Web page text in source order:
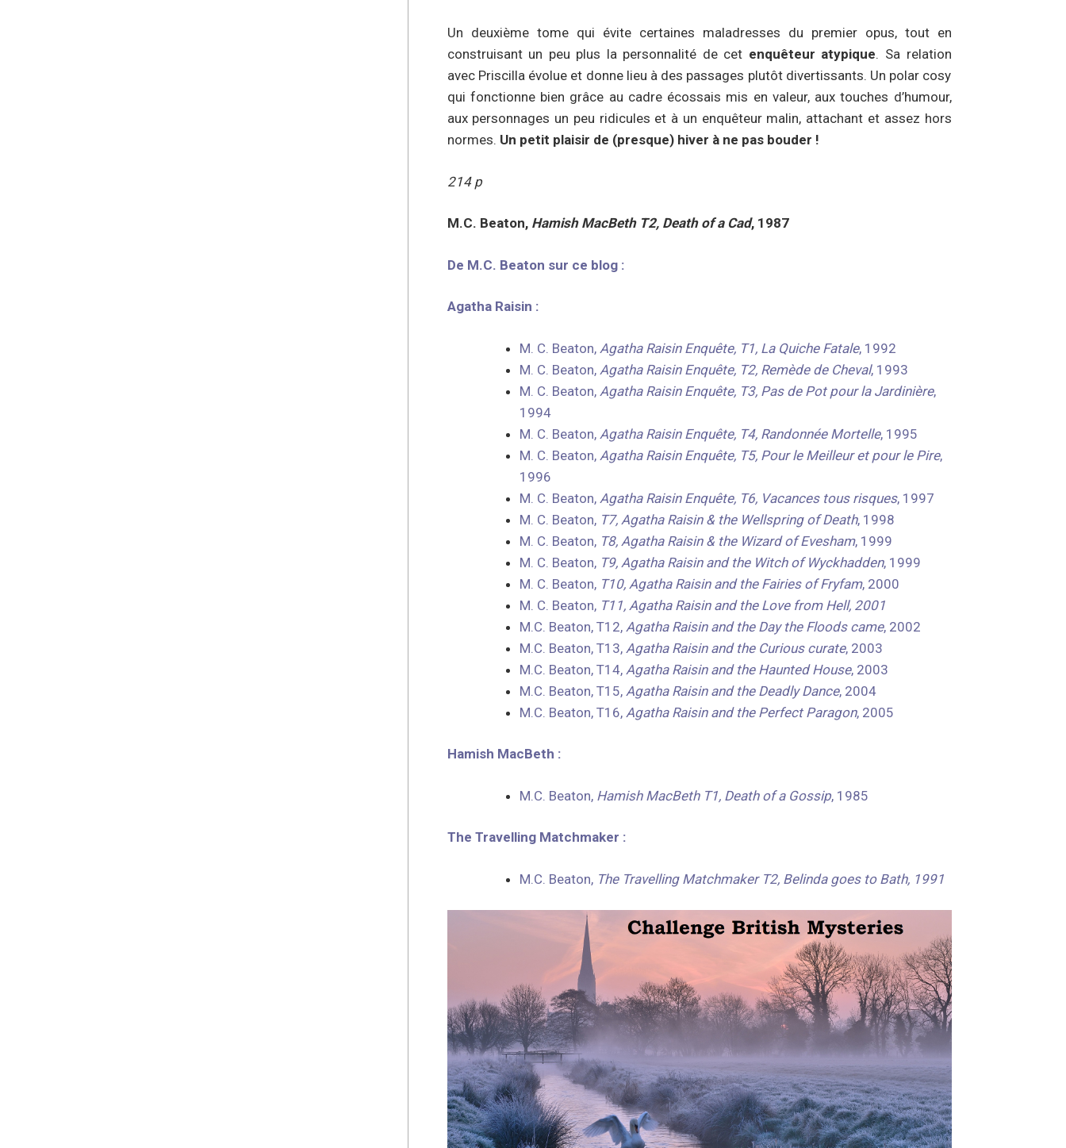
Un deuxième tome qui évite certaines maladresses du premier opus, tout en
construisant un peu plus la personnalité de cet enquêteur atypique. Sa relation
avec Priscilla évolue et donne lieu à des passages plutôt divertissants. Un polar cosy
qui fonctionne bien grâce au cadre écossais mis en valeur, aux touches d’humour,
aux personnages un peu ridicules et à un enquêteur malin, attachant et assez hors
normes. Un petit plaisir de (presque) hiver à ne pas bouder !
214 p
M.C. Beaton, Hamish MacBeth T2, Death of a Cad, 1987
De M.C. Beaton sur ce blog :
Agatha Raisin :
M. C. Beaton, Agatha Raisin Enquête, T1, La Quiche Fatale, 1992
M. C. Beaton, Agatha Raisin Enquête, T2, Remède de Cheval, 1993
M. C. Beaton, Agatha Raisin Enquête, T3, Pas de Pot pour la Jardinière,
1994
M. C. Beaton, Agatha Raisin Enquête, T4, Randonnée Mortelle, 1995
M. C. Beaton, Agatha Raisin Enquête, T5, Pour le Meilleur et pour le Pire,
1996
M. C. Beaton, Agatha Raisin Enquête, T6, Vacances tous risques, 1997
M. C. Beaton, T7, Agatha Raisin & the Wellspring of Death, 1998
M. C. Beaton, T8, Agatha Raisin & the Wizard of Evesham, 1999
M. C. Beaton, T9, Agatha Raisin and the Witch of Wyckhadden, 1999
M. C. Beaton, T10, Agatha Raisin and the Fairies of Fryfam, 2000
M. C. Beaton, T11, Agatha Raisin and the Love from Hell, 2001
M.C. Beaton, T12, Agatha Raisin and the Day the Floods came, 2002
M.C. Beaton, T13, Agatha Raisin and the Curious curate, 2003
M.C. Beaton, T14, Agatha Raisin and the Haunted House, 2003
M.C. Beaton, T15, Agatha Raisin and the Deadly Dance, 2004
M.C. Beaton, T16, Agatha Raisin and the Perfect Paragon, 2005
Hamish MacBeth :
M.C. Beaton, Hamish MacBeth T1, Death of a Gossip, 1985
The Travelling Matchmaker :
M.C. Beaton, The Travelling Matchmaker T2, Belinda goes to Bath, 1991